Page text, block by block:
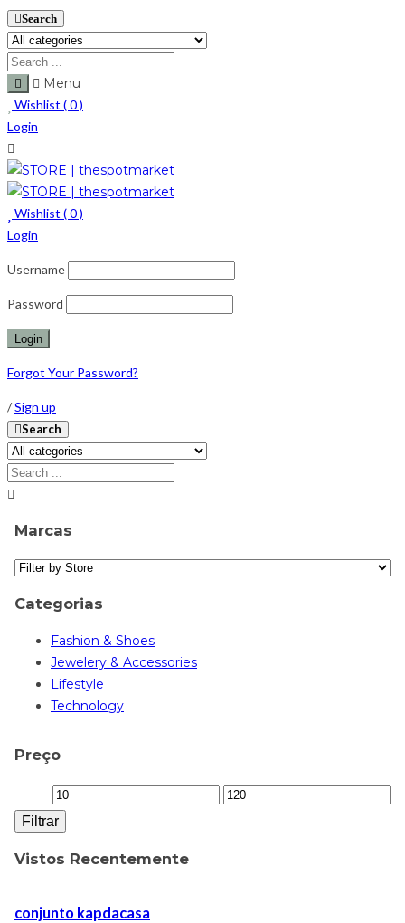
Search
Menu
Wishlist (0)
Login
Wishlist (0)
Login
Username
Password
Forgot Your Password?
/Sign up
Search
Marcas
Categorias
Fashion & Shoes
Jewelery & Accessories
Lifestyle
Technology
Preço
Filtrar
Vistos Recentemente
conjunto kapdacasa